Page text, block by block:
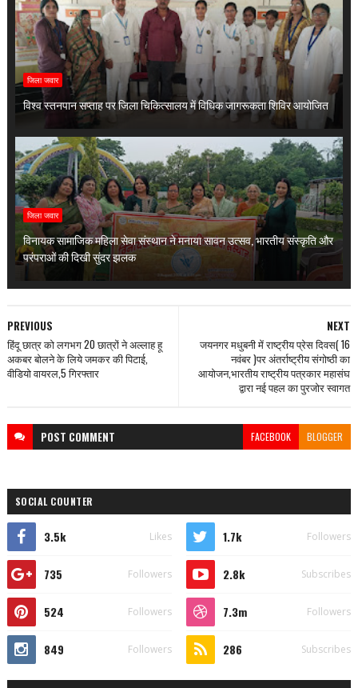
जिला जवार
विश्व स्तनपान सप्ताह पर जिला चिकित्सालय में विधिक जागरूकता शिविर आयोजित
जिला जवार
विनायक सामाजिक महिला सेवा संस्थान ने मनाया सावन उत्सव, भारतीय संस्कृति और
परंपराओं की दिखी सुंदर झलक
NEXT
जयनगर मधुबनी में राष्ट्रीय प्रेस दिवस( 16
नवंबर )पर अंतर्राष्ट्रीय संगोष्ठी का
आयोजन,भारतीय राष्ट्रीय पत्रकार महासंघ
द्वारा नई पहल का पुरजोर स्वागत
PREVIOUS
हिंदू छात्र को लगभग 20 छात्रों ने अल्लाह हू
अकबर बोलने के लिये जमकर की पिटाई,
वीडियो वायरल,5 गिरफ्तार
POST COMMENT FACEBOOK BLOGGER
SOCIAL COUNTER
3.5k Likes 1.7k Followers
735 Followers 2.8k Subscribes
524 Followers 7.3m Followers
849 Followers 286 Subscribes